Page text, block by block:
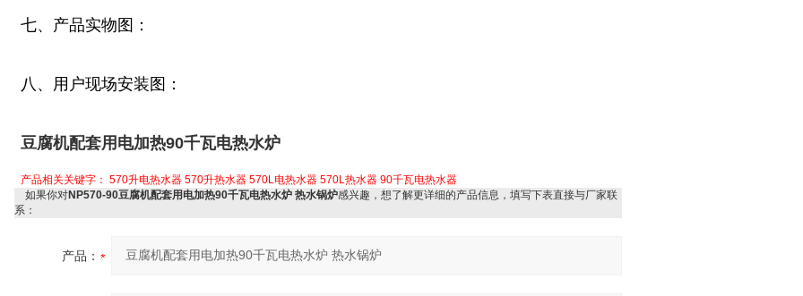
七、产品实物图：
八、用户现场安装图：
豆腐机配套用电加热90千瓦电热水炉
产品相关关键字： 570升电热水器 570升热水器 570L电热水器 570L热水器 90千瓦电热水器
如果你对NP570-90豆腐机配套用电加热90千瓦电热水炉 热水锅炉感兴趣，想了解更详细的产品信息，填写下表直接与厂家联
系：
产品：